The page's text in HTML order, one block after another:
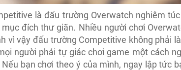
là đấu trường Overwatch nghiêm
đích thư giãn. Nhiều người chơi
vì vậy đấu trường Competitive không phải
người phải tự giác chơi game một cách
Nếu bạn chơi theo ý của mình, ngay lập tức